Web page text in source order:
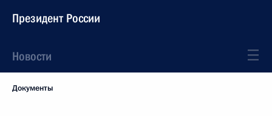
Президент России
Новости
Документы